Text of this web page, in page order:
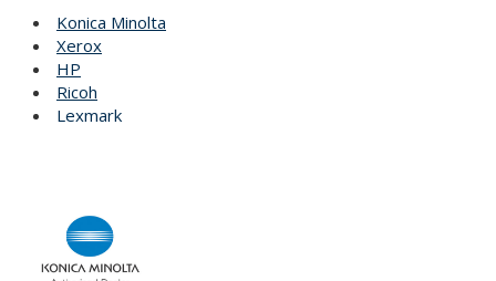
Konica Minolta
Xerox
HP
Ricoh
Lexmark